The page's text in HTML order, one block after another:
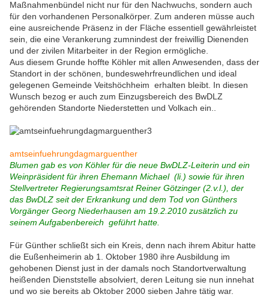
Maßnahmenbündel nicht nur für den Nachwuchs, sondern auch
für den vorhandenen Personalkörper. Zum anderen müsse auch
eine ausreichende Präsenz in der Fläche essentiell gewährleistet
sein, die eine Verankerung zumnindest der freiwillig Dienenden
und der zivilen Mitarbeiter in der Region ermögliche.
Aus diesem Grunde hoffte Köhler mit allen Anwesenden, dass der
Standort in der schönen, bundeswehrfreundlichen und ideal
gelegenen Gemeinde Veitshöchheim erhalten bleibt. In diesen
Wunsch bezog er auch zum Einzugsbereich des BwDLZ
gehörenden Standorte Niederstetten und Volkach ein..
amtseinfuehrungdagmarguenther
Blumen gab es von Köhler für die neue BwDLZ-Leiterin und ein
Weinpräsident für ihren Ehemann Michael (li.) sowie für ihren
Stellvertreter Regierungsamtsrat Reiner Götzinger (2.v.l.), der
das BwDLZ seit der Erkrankung und dem Tod von Günthers
Vorgänger Georg Niederhausen am 19.2.2010 zusätzlich zu
seinem Aufgabenbereich geführt hatte.
Für Günther schließt sich ein Kreis, denn nach ihrem Abitur hatte
die Eußenheimerin ab 1. Oktober 1980 ihre Ausbildung im
gehobenen Dienst just in der damals noch Standortverwaltung
heißenden Dienststelle absolviert, deren Leitung sie nun innehat
und wo sie bereits ab Oktober 2000 sieben Jahre tätig war.